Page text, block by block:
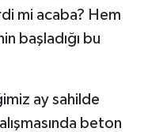
mi acaba? Hem
başladığı bu
ay sahilde
beton